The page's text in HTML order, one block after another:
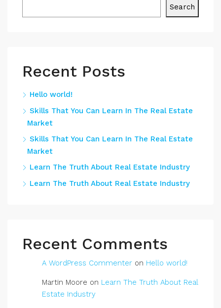
Search
Recent Posts
Hello world!
Skills That You Can Learn In The Real Estate
Market
Skills That You Can Learn In The Real Estate
Market
Learn The Truth About Real Estate Industry
Learn The Truth About Real Estate Industry
Recent Comments
A WordPress Commenter on Hello world!
Martin Moore on Learn The Truth About Real
Estate Industry